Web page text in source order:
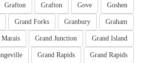
Goshen
Gove
Grafton
Grafton
Graham
Granbury
Grand Forks
Grand Island
Grand Junction
Grand Rapids
Grand Rapids